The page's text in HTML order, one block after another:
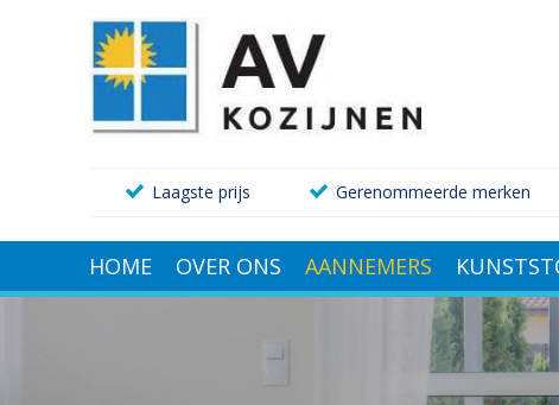
Laagste prijs Gerenommeerde merken
HOME OVER ONS AANNEMERS